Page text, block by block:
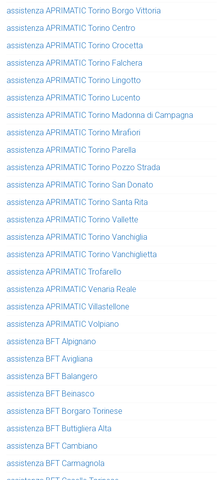
assistenza APRIMATIC Torino Borgo Vittoria
assistenza APRIMATIC Torino Centro
assistenza APRIMATIC Torino Crocetta
assistenza APRIMATIC Torino Falchera
assistenza APRIMATIC Torino Lingotto
assistenza APRIMATIC Torino Lucento
assistenza APRIMATIC Torino Madonna di Campagna
assistenza APRIMATIC Torino Mirafiori
assistenza APRIMATIC Torino Parella
assistenza APRIMATIC Torino Pozzo Strada
assistenza APRIMATIC Torino San Donato
assistenza APRIMATIC Torino Santa Rita
assistenza APRIMATIC Torino Vallette
assistenza APRIMATIC Torino Vanchiglia
assistenza APRIMATIC Torino Vanchiglietta
assistenza APRIMATIC Trofarello
assistenza APRIMATIC Venaria Reale
assistenza APRIMATIC Villastellone
assistenza APRIMATIC Volpiano
assistenza BFT Alpignano
assistenza BFT Avigliana
assistenza BFT Balangero
assistenza BFT Beinasco
assistenza BFT Borgaro Torinese
assistenza BFT Buttigliera Alta
assistenza BFT Cambiano
assistenza BFT Carmagnola